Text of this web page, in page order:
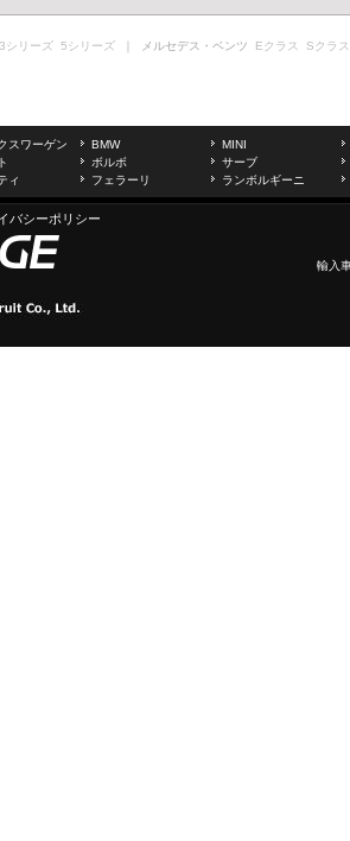
3シリーズ 5シリーズ ｜ メルセデス・ベンツ Eクラス Sクラス
スワーゲン BMW
MINI
ボルボ
サーブ
ィ フェラーリ ランボルギーニ
バシーポリシー
輸入